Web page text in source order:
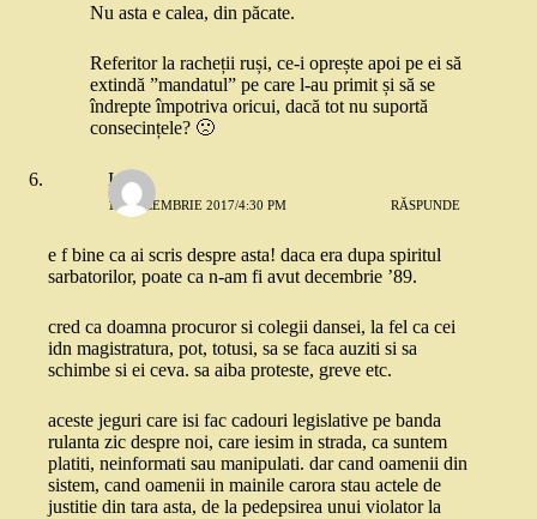
Nu asta e calea, din păcate.
Referitor la racheții ruși, ce-i oprește apoi pe ei să
extindă ”mandatul” pe care l-au primit și să se
îndrepte împotriva oricui, dacă tot nu suportă
consecințele? 🙁
Irina
18 DECEMBRIE 2017/4:30 PM RĂSPUNDE
e f bine ca ai scris despre asta! daca era dupa spiritul
sarbatorilor, poate ca n-am fi avut decembrie ’89.
cred ca doamna procuror si colegii dansei, la fel ca cei
idn magistratura, pot, totusi, sa se faca auziti si sa
schimbe si ei ceva. sa aiba proteste, greve etc.
aceste jeguri care isi fac cadouri legislative pe banda
rulanta zic despre noi, care iesim in strada, ca suntem
platiti, neinformati sau manipulati. dar cand oamenii din
sistem, cand oamenii in mainile carora stau actele de
justitie din tara asta, de la pedepsirea unui violator la